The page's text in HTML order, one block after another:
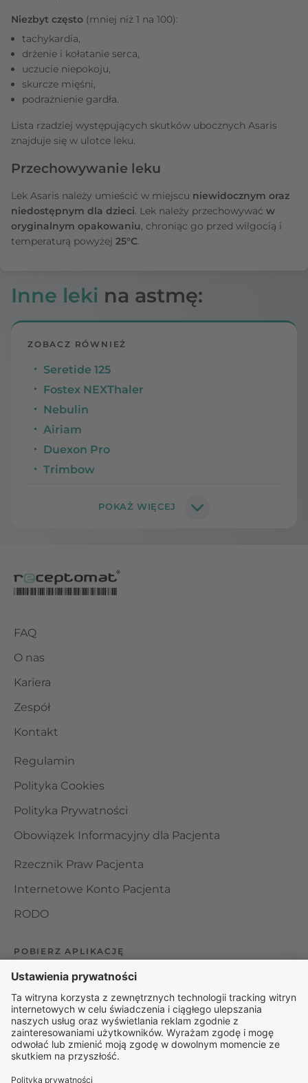
Niezbyt często (mniej niż 1 na 100):
tachykardia,
drżenie i kołatanie serca,
uczucie niepokoju,
skurcze mięśni,
podrażnienie gardła.
Lista rzadziej występujących skutków ubocznych Asaris
znajduje się w ulotce leku.
Przechowywanie leku
Lek Asaris należy umieścić w miejscu niewidocznym oraz
niedostępnym dla dzieci. Lek należy przechowywać w
oryginalnym opakowaniu, chroniąc go przed wilgocią i
temperaturą powyżej 25°C.
Inne leki na astmę:
ZOBACZ RÓWNIEŻ
Seretide 125
Fostex NEXThaler
Nebulin
Airiam
Duexon Pro
Trimbow
FAQ
O nas
Kariera
Zespół
Kontakt
Regulamin
Polityka Cookies
Polityka Prywatności
Obowiązek Informacyjny dla Pacjenta
Rzecznik Praw Pacjenta
Internetowe Konto Pacjenta
RODO
POBIERZ APLIKACJĘ
Organizator udzielania świadczeń telemedycznych jest
podmiotem leczniczym w rozumieniu ustawy z dnia 15
kwietnia 2011 roku o działalności leczniczej, wpisanym do
rejestru podmiotów wykonujących działalność leczniczą pod
numerem: 000000229172.